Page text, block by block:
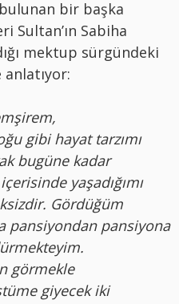
bir başka
Sultan’ın Sabiha
mektup sürgündeki
anlatıyor:
gibi hayat tarzımı
bugüne kadar
yaşadığımı
Gördüğüm
pansiyondan pansiyona
görmekle
giyecek iki